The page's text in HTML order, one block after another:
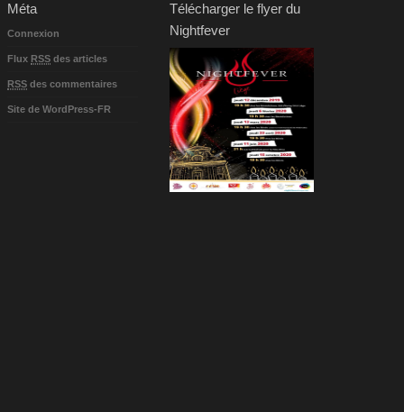
Méta
Connexion
Flux RSS des articles
RSS des commentaires
Site de WordPress-FR
Télécharger le flyer du
Nightfever